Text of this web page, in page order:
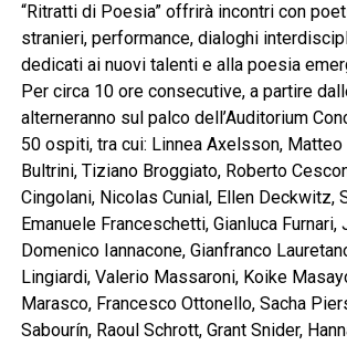
“Ritratti di Poesia” offrirà incontri con
stranieri, performance, dialoghi
dedicati ai nuovi talenti e alla poesia
Per circa 10 ore consecutive, a partire
alterneranno sul palco dell’Auditorium
50 ospiti, tra cui: Linnea Axelsson, Matteo
Bultrini, Tiziano Broggiato, Roberto
Cingolani, Nicolas Cunial, Ellen Deckwitz,
Emanuele Franceschetti, Gianluca Furnari,
Domenico Iannacone, Gianfranco
Lingiardi, Valerio Massaroni, Koike
Marasco, Francesco Ottonello, Sacha
Sabourín, Raoul Schrott, Grant Snider,